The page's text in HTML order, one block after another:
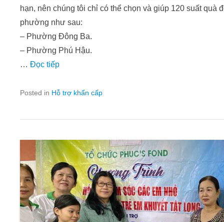
hạn, nên chúng tôi chỉ có thể chọn và giúp 120 suất quà
phường như sau:
– Phường Đông Ba.
– Phường Phú Hậu.
… Đọc tiếp
Posted in Hỗ trợ khẩn cấp